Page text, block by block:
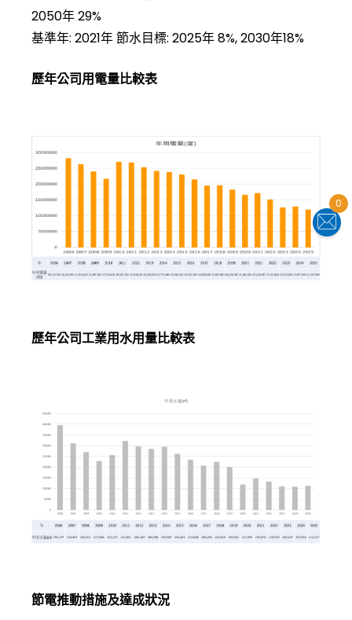
2050年 29%
基準年: 2021年 節水目標: 2025年 8%, 2030年18%
歷年公司用電量比較表
歷年公司工業用水用量比較表
節電推動措施及達成狀況
0